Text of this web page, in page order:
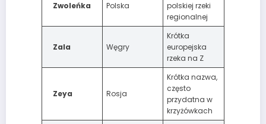
Zwoleńka Polska
polskiej rzeki
regionalnej
Zala Węgry
Krótka
europejska
rzeka na Z
Zeya Rosja
Krótka nazwa,
często
przydatna w
krzyżówkach